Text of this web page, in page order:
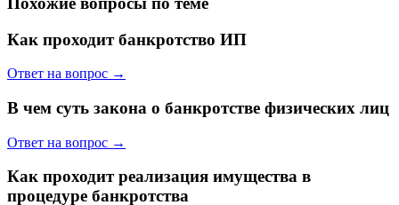
Как проходит банкротство ИП
Ответ на вопрос →
В чем суть закона о банкротстве физических лиц
Ответ на вопрос →
Как проходит реализация имущества в
процедуре банкротства